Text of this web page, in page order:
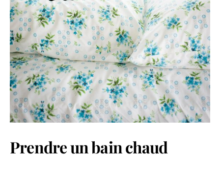
Prendre un bain chaud